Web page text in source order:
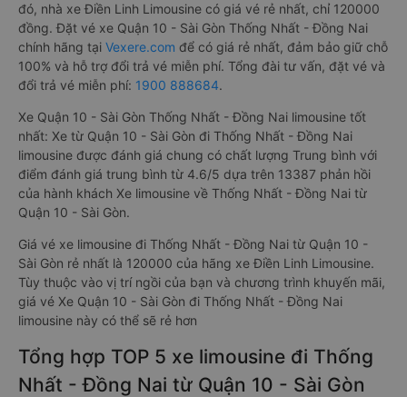
đó, nhà xe Điền Linh Limousine có giá vé rẻ nhất, chỉ 120000
đồng. Đặt vé xe Quận 10 - Sài Gòn Thống Nhất - Đồng Nai
chính hãng tại Vexere.com để có giá rẻ nhất, đảm bảo giữ chỗ
100% và hỗ trợ đổi trả vé miễn phí. Tổng đài tư vấn, đặt vé và
đổi trả vé miễn phí: 1900 888684.
Xe Quận 10 - Sài Gòn Thống Nhất - Đồng Nai limousine tốt
nhất: Xe từ Quận 10 - Sài Gòn đi Thống Nhất - Đồng Nai
limousine được đánh giá chung có chất lượng Trung bình với
điểm đánh giá trung bình từ 4.6/5 dựa trên 13387 phản hồi
của hành khách Xe limousine về Thống Nhất - Đồng Nai từ
Quận 10 - Sài Gòn.
Giá vé xe limousine đi Thống Nhất - Đồng Nai từ Quận 10 -
Sài Gòn rẻ nhất là 120000 của hãng xe Điền Linh Limousine.
Tùy thuộc vào vị trí ngồi của bạn và chương trình khuyến mãi,
giá vé Xe Quận 10 - Sài Gòn đi Thống Nhất - Đồng Nai
limousine này có thể sẽ rẻ hơn
Tổng hợp TOP 5 xe limousine đi Thống
Nhất - Đồng Nai từ Quận 10 - Sài Gòn